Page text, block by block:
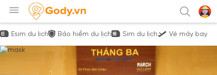
Esim du lịch Bảo hiểm du lịch Sim du lịch Vé máy bay